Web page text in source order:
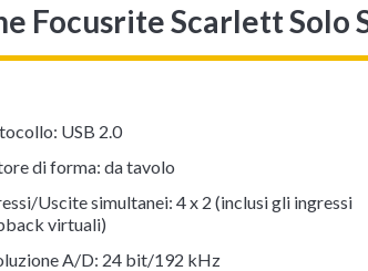
Focusrite Scarlett Solo
USB 2.0
di forma: da tavolo
Uscite simultanei: 4 x 2 (inclusi gli ingressi
virtuali)
A/D: 24 bit/192 kHz